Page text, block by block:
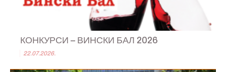
КОНКУРСИ – ВИНСКИ БАЛ 2026
22.07.2026.